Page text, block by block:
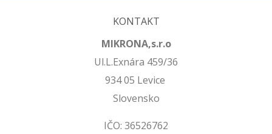
KONTAKT
MIKRONA,s.r.o
Ul.L.Exnára 459/36
934 05 Levice
Slovensko
IČO: 36526762